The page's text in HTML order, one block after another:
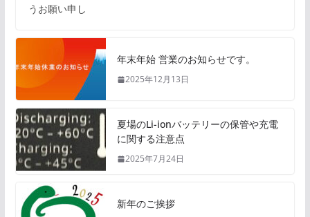
うお願い申し
年末年始 営業のお知らせです。
2025年12月13日
夏場のLi-ionバッテリーの保管や充電
に関する注意点
2025年7月24日
新年のご挨拶